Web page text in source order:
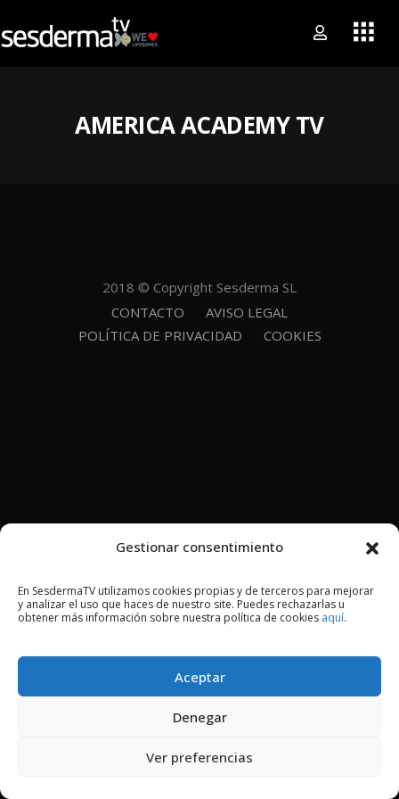
Gestionar consentimiento
En SesdermaTV utilizamos cookies propias y de terceros para mejorar
y analizar el uso que haces de nuestro site. Puedes rechazarlas u
obtener más información sobre nuestra política de cookies aquí.
Aceptar
Denegar
Ver preferencias
AMERICA ACADEMY TV
2018 © Copyright Sesderma SL
CONTACTO
AVISO LEGAL
POLÍTICA DE PRIVACIDAD
COOKIES